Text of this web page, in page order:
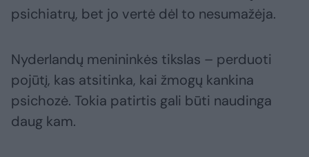
psichiatrų, bet jo vertė dėl to nesumažėja.
Nyderlandų menininkės tikslas – perduoti
pojūtį, kas atsitinka, kai žmogų kankina
psichozė. Tokia patirtis gali būti naudinga
daug kam.